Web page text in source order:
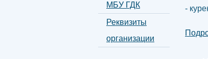
МБУ ГДК
Реквизиты
организации
-